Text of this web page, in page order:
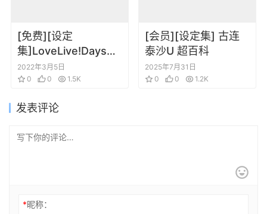
[免费][设定
集]LoveLive!Days
Love Live! General
Magazine Vol.24
2022年3月5日
0
0 1.5K
[会员][设定集] 古连
泰沙U 超百科
2025年7月31日
0
0 1.2K
发表评论
*昵称：